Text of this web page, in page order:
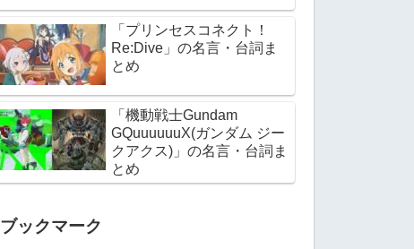
「プリンセスコネクト！
Re:Dive」の名言・台詞ま
とめ
「機動戦士Gundam
GQuuuuuuX(ガンダム ジー
クアクス)」の名言・台詞ま
とめ
ブックマーク